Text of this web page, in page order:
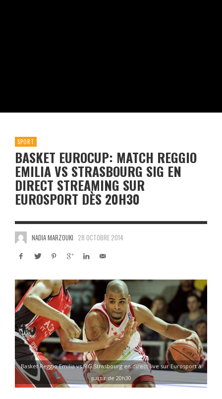
SPORT
BASKET EUROCUP: MATCH REGGIO
EMILIA VS STRASBOURG SIG EN
DIRECT STREAMING SUR
EUROSPORT DÈS 20H30
NADIA MARZOUKI 28 OCTOBRE 2014
Basket Reggio Emilia vs SIG Strasbourg en direct live sur Eurosport à
partir de 20h30